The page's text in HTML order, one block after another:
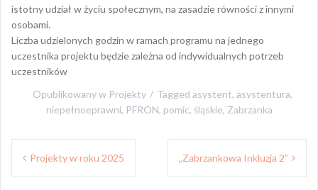
istotny udział w życiu społecznym, na zasadzie równości z innymi
osobami.
Liczba udzielonych godzin w ramach programu na jednego
uczestnika projektu będzie zależna od indywidualnych potrzeb
uczestników
Opublikowany w Projekty Tagged asystent, asystentura,
niepełnoeprawni, PFRON, pomic, śląskie, Zabrzanka
Nawigacja
wpisu
Projekty w roku 2025 „Zabrzankowa Inkluzja 2”